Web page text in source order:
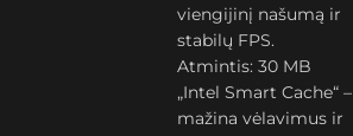
viengijinį našumą ir
stabilų FPS.
Atmintis: 30 MB
„Intel Smart Cache“ –
mažina vėlavimus ir